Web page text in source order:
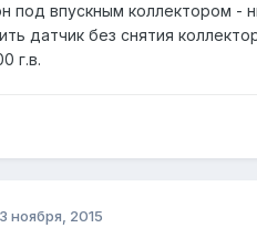
под впускным коллектором -
датчик без снятия
г.в.
3 ноября, 2015